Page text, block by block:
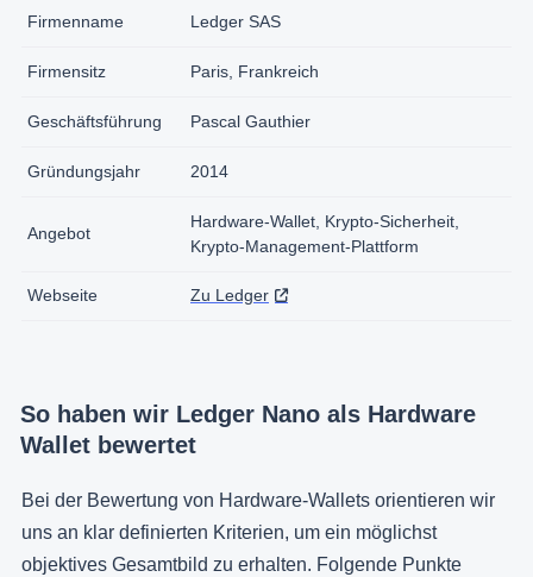
Firmenname Ledger SAS
Firmensitz Paris, Frankreich
Geschäftsführung Pascal Gauthier
Gründungsjahr 2014
Angebot
Hardware-Wallet, Krypto-Sicherheit,
Krypto-Management-Plattform
Webseite Zu Ledger
So haben wir Ledger Nano als Hardware
Wallet bewertet
Bei der Bewertung von Hardware-Wallets orientieren wir
uns an klar definierten Kriterien, um ein möglichst
objektives Gesamtbild zu erhalten. Folgende Punkte